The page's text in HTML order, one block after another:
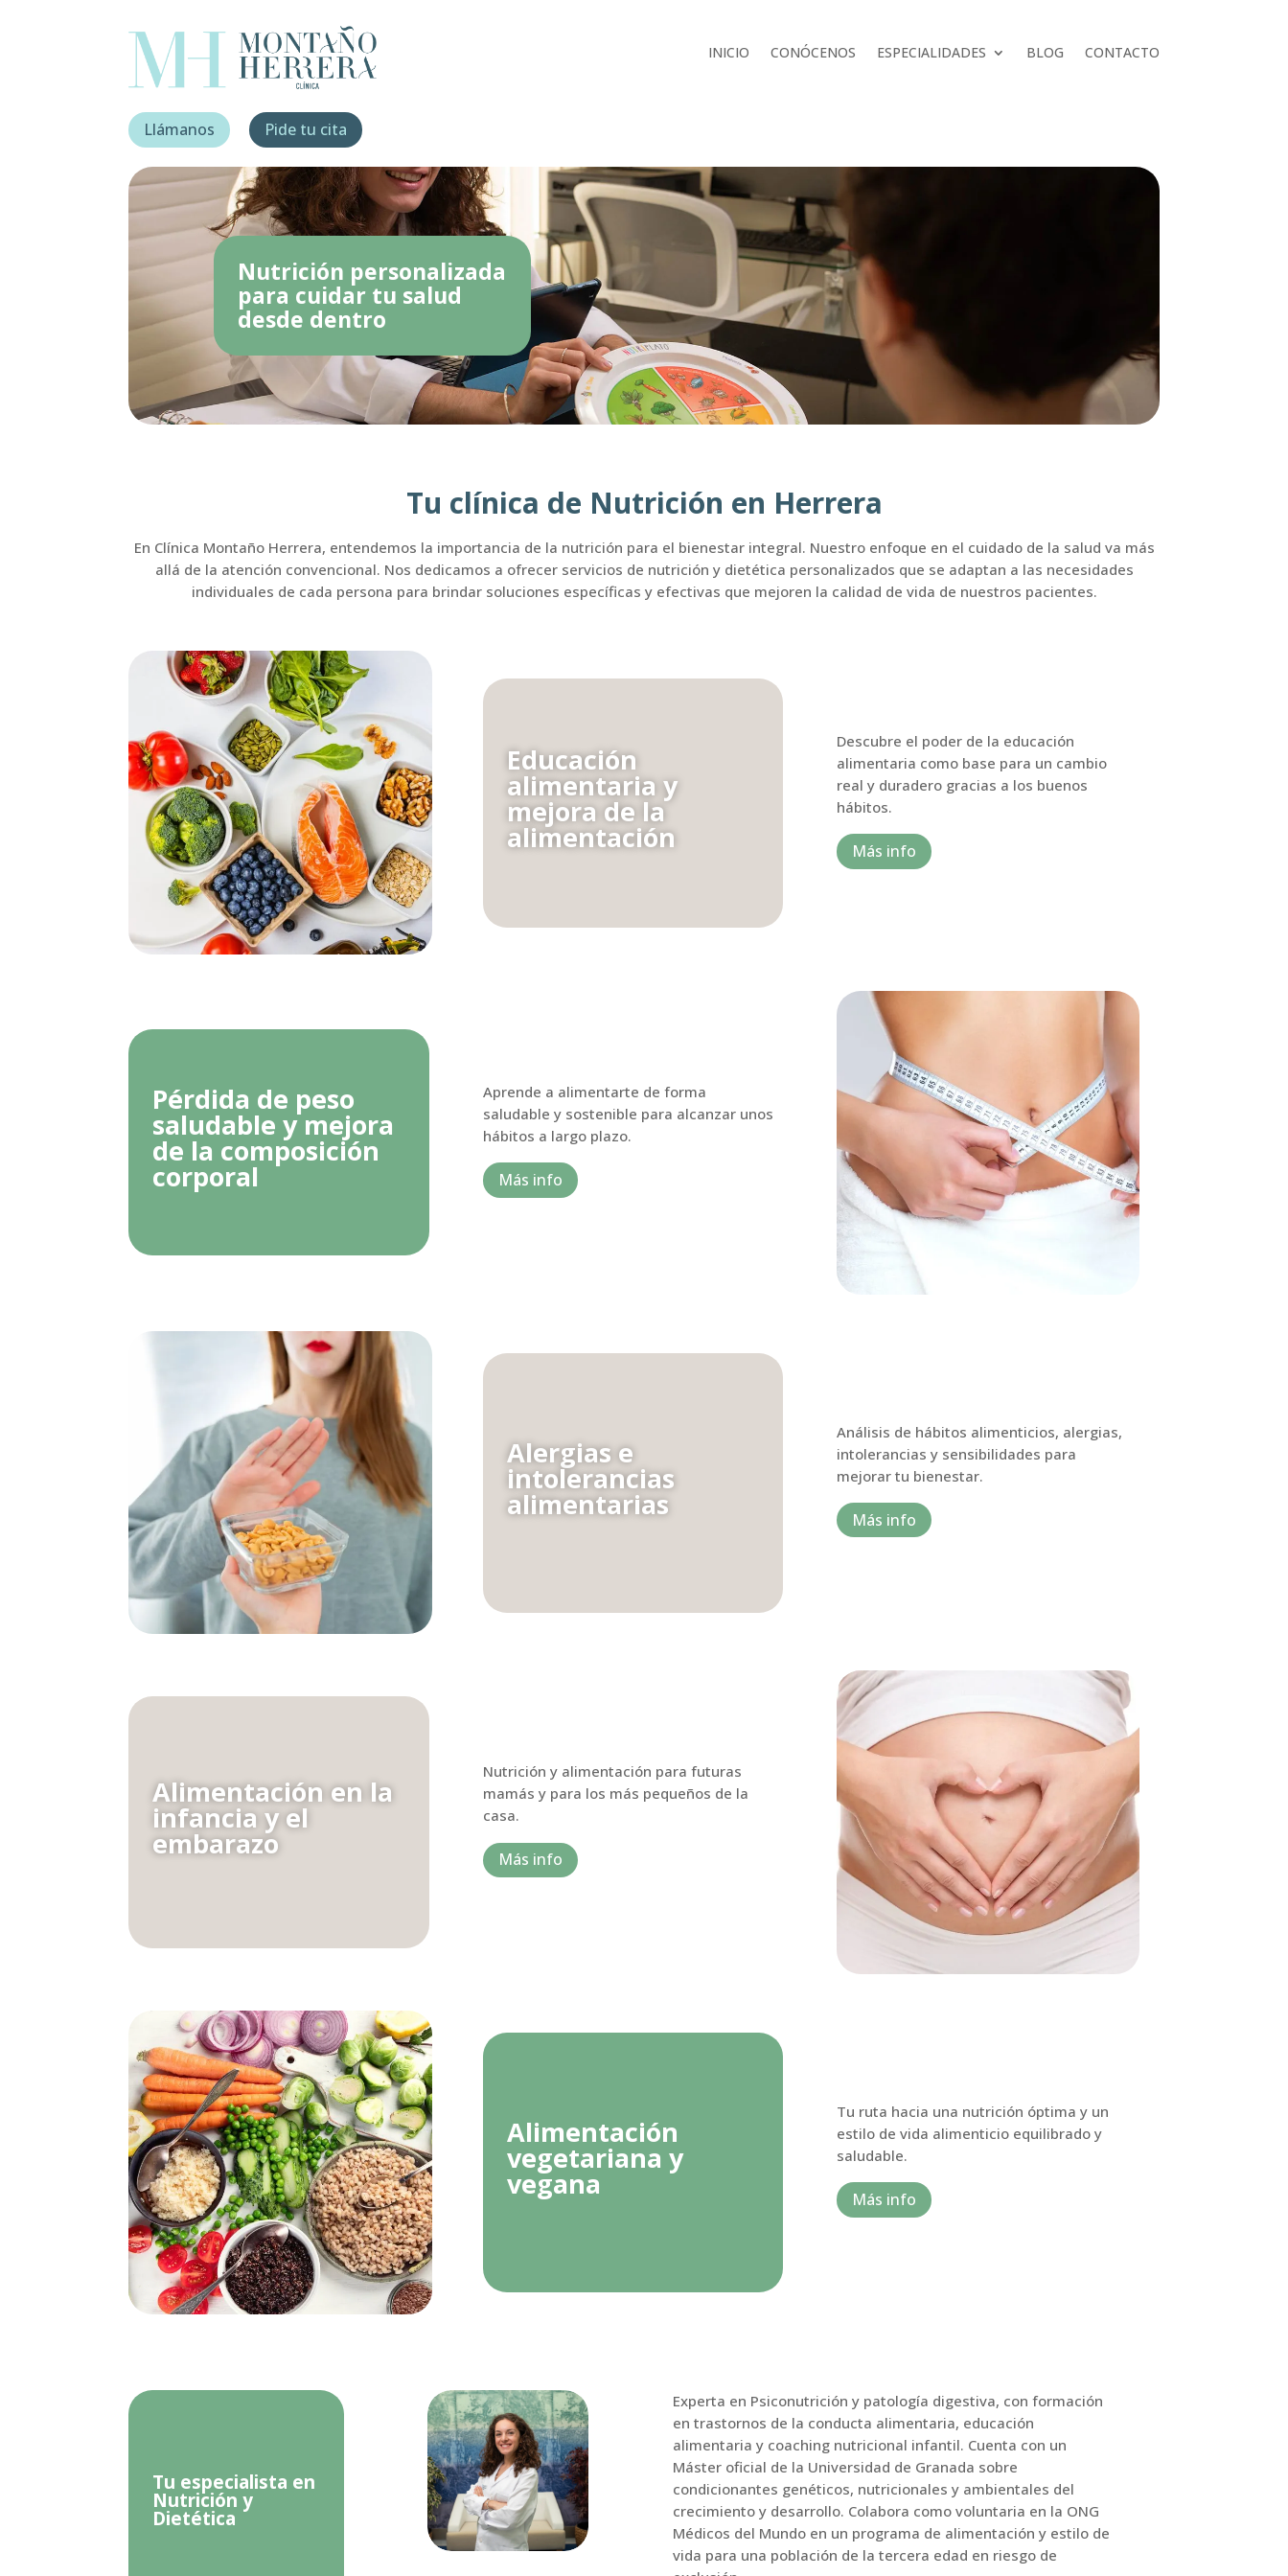
INICIO CONÓCENOS ESPECIALIDADES BLOG CONTACTO
Llámanos Pide tu cita
Nutrición personalizada
para cuidar tu salud
desde dentro
Tu clínica de Nutrición en Herrera
En Clínica Montaño Herrera, entendemos la importancia de la nutrición para el bienestar integral. Nuestro enfoque en el cuidado de la salud va más
allá de la atención convencional. Nos dedicamos a ofrecer servicios de nutrición y dietética personalizados que se adaptan a las necesidades
individuales de cada persona para brindar soluciones específicas y efectivas que mejoren la calidad de vida de nuestros pacientes.
Educación
alimentaria y
mejora de la
alimentación
Descubre el poder de la educación
alimentaria como base para un cambio
real y duradero gracias a los buenos
hábitos.
Más info
Pérdida de peso
saludable y mejora
de la composición
corporal
Aprende a alimentarte de forma
saludable y sostenible para alcanzar unos
hábitos a largo plazo.
Más info
Alergias e
intolerancias
alimentarias
Análisis de hábitos alimenticios, alergias,
intolerancias y sensibilidades para
mejorar tu bienestar.
Más info
Alimentación en la
infancia y el
embarazo
Nutrición y alimentación para futuras
mamás y para los más pequeños de la
casa.
Más info
Alimentación
vegetariana y
vegana
Tu ruta hacia una nutrición óptima y un
estilo de vida alimenticio equilibrado y
saludable.
Más info
Tu especialista en
Nutrición y
Dietética
Experta en Psiconutrición y patología digestiva, con formación
en trastornos de la conducta alimentaria, educación
alimentaria y coaching nutricional infantil. Cuenta con un
Máster oficial de la Universidad de Granada sobre
condicionantes genéticos, nutricionales y ambientales del
crecimiento y desarrollo. Colabora como voluntaria en la ONG
Médicos del Mundo en un programa de alimentación y estilo de
vida para una población de la tercera edad en riesgo de